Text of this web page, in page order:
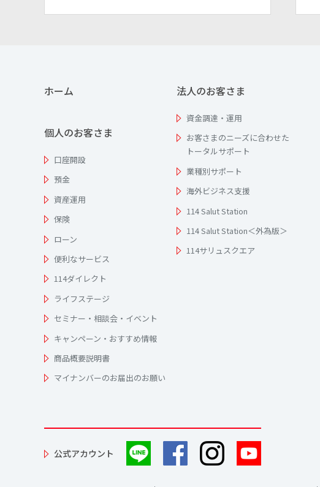
ホーム
個人のお客さま
口座開設
預金
資産運用
保険
ローン
便利なサービス
114ダイレクト
ライフステージ
セミナー・相談会・イベント
キャンペーン・おすすめ情報
商品概要説明書
マイナンバーのお届出のお願い
法人のお客さま
資金調達・運用
お客さまのニーズに合わせた
トータルサポート
業種別サポート
海外ビジネス支援
114 Salut Station
114 Salut Station＜外為版＞
114サリュスクエア
公式アカウント